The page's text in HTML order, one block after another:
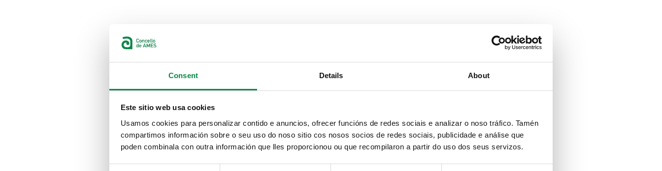
Consent Details About
Este sitio web usa cookies
Usamos cookies para personalizar contido e anuncios, ofrecer funcións de redes sociais e analizar o noso tráfico. Tamén
compartimos información sobre o seu uso do noso sitio cos nosos socios de redes sociais, publicidade e análise que
poden combinala con outra información que lles proporcionou ou que recompilaron a partir do uso dos seus servizos.